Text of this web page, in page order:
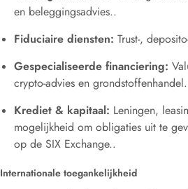
en beleggingsadvies..
Fiduciaire diensten: Trust-,
Gespecialiseerde financiering:
crypto-advies en grondstoffenhandel.
Krediet & kapitaal: Leningen,
mogelijkheid om obligaties uit te
op de SIX Exchange..
Internationale toegankelijkheid